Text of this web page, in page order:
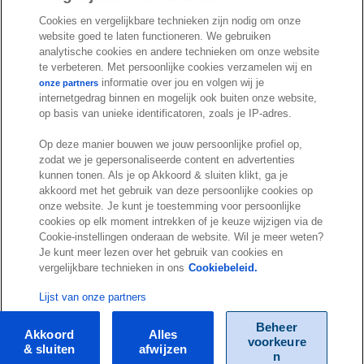
o
o
k
d
I
n
u
b
e
n
s
t
a
g
r
a
m
S
p
o
t
i
f
y
© Exact 2026
Cookie statement
Cookie settings
Marketing preferences
Disclaimer
Site conditions
Terms & conditions
Cookies en vergelijkbare technieken zijn nodig om onze
website goed te laten functioneren. We gebruiken
analytische cookies en andere technieken om onze website
te verbeteren. Met persoonlijke cookies verzamelen wij en
onze partners informatie over jou en volgen wij je
internetgedrag binnen en mogelijk ook buiten onze website,
op basis van unieke identificatoren, zoals je IP-adres.
Op deze manier bouwen we jouw persoonlijke profiel op,
zodat we je gepersonaliseerde content en advertenties
kunnen tonen. Als je op Akkoord & sluiten klikt, ga je
akkoord met het gebruik van deze persoonlijke cookies op
onze website. Je kunt je toestemming voor persoonlijke
cookies op elk moment intrekken of je keuze wijzigen via de
Cookie-instellingen onderaan de website. Wil je meer weten?
Je kunt meer lezen over het gebruik van cookies en
vergelijkbare technieken in ons Cookiebeleid.
Lijst van onze partners
Beheer
voorkeure
n
Alles
afwijzen
Akkoord
& sluiten